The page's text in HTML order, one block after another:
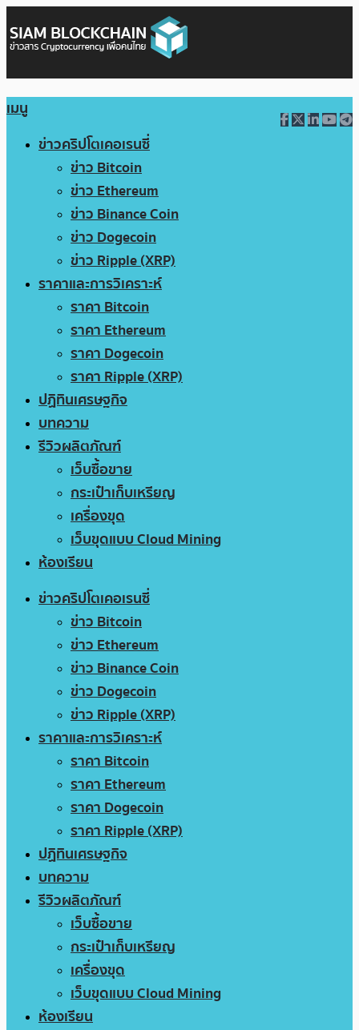
เมนู
ข่าวคริปโตเคอเรนซี่
ข่าว Bitcoin
ข่าว Ethereum
ข่าว Binance Coin
ข่าว Dogecoin
ข่าว Ripple (XRP)
ราคาและการวิเคราะห์
ราคา Bitcoin
ราคา Ethereum
ราคา Dogecoin
ราคา Ripple (XRP)
ปฏิทินเศรษฐกิจ
บทความ
รีวิวผลิตภัณฑ์
เว็บซื้อขาย
กระเป๋าเก็บเหรียญ
เครื่องขุด
เว็บขุดแบบ Cloud Mining
ห้องเรียน
ข่าวคริปโตเคอเรนซี่
ข่าว Bitcoin
ข่าว Ethereum
ข่าว Binance Coin
ข่าว Dogecoin
ข่าว Ripple (XRP)
ราคาและการวิเคราะห์
ราคา Bitcoin
ราคา Ethereum
ราคา Dogecoin
ราคา Ripple (XRP)
ปฏิทินเศรษฐกิจ
บทความ
รีวิวผลิตภัณฑ์
เว็บซื้อขาย
กระเป๋าเก็บเหรียญ
เครื่องขุด
เว็บขุดแบบ Cloud Mining
ห้องเรียน